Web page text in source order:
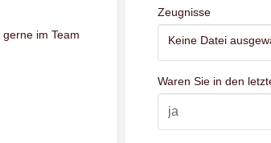
im Team
Zeugnisse
Keine Datei
Waren Sie in den